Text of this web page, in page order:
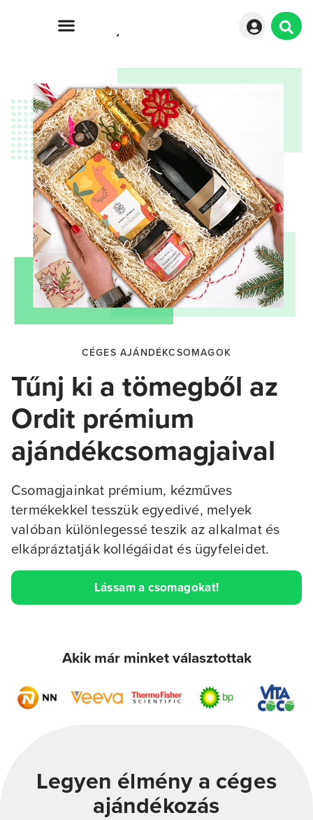
CÉGES AJÁNDÉKCSOMAGOK
Tűnj ki a tömegből az
Ordit prémium
ajándékcsomagjaival
Csomagjainkat prémium, kézműves
termékekkel tesszük egyedivé, melyek
valóban különlegessé teszik az alkalmat és
elkápráztatják kollégáidat és ügyfeleidet.
Lássam a csomagokat!
Akik már minket választottak
Legyen élmény a céges
ajándékozás​